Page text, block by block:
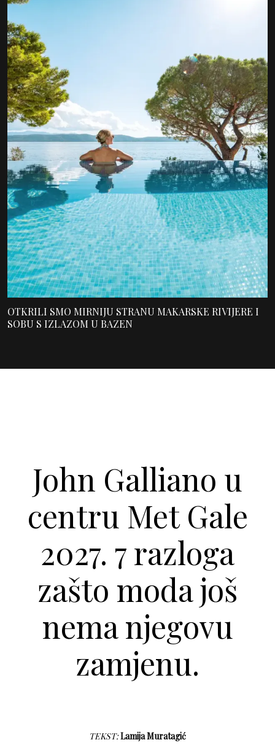
OTKRILI SMO MIRNIJU STRANU MAKARSKE RIVIJERE I
SOBU S IZLAZOM U BAZEN
John Galliano u
centru Met Gale
2027. 7 razloga
zašto moda još
nema njegovu
zamjenu.
TEKST:Lamija Muratagić